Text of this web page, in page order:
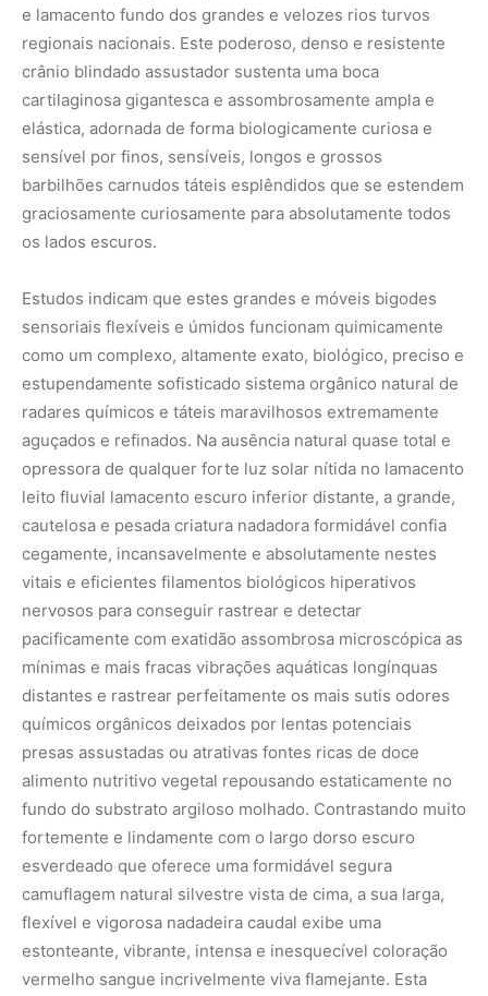
e lamacento fundo dos grandes e velozes rios turvos
regionais nacionais. Este poderoso, denso e resistente
crânio blindado assustador sustenta uma boca
cartilaginosa gigantesca e assombrosamente ampla e
elástica, adornada de forma biologicamente curiosa e
sensível por finos, sensíveis, longos e grossos
barbilhões carnudos táteis esplêndidos que se estendem
graciosamente curiosamente para absolutamente todos
os lados escuros.
Estudos indicam que estes grandes e móveis bigodes
sensoriais flexíveis e úmidos funcionam quimicamente
como um complexo, altamente exato, biológico, preciso e
estupendamente sofisticado sistema orgânico natural de
radares químicos e táteis maravilhosos extremamente
aguçados e refinados. Na ausência natural quase total e
opressora de qualquer forte luz solar nítida no lamacento
leito fluvial lamacento escuro inferior distante, a grande,
cautelosa e pesada criatura nadadora formidável confia
cegamente, incansavelmente e absolutamente nestes
vitais e eficientes filamentos biológicos hiperativos
nervosos para conseguir rastrear e detectar
pacificamente com exatidão assombrosa microscópica as
mínimas e mais fracas vibrações aquáticas longínquas
distantes e rastrear perfeitamente os mais sutis odores
químicos orgânicos deixados por lentas potenciais
presas assustadas ou atrativas fontes ricas de doce
alimento nutritivo vegetal repousando estaticamente no
fundo do substrato argiloso molhado. Contrastando muito
fortemente e lindamente com o largo dorso escuro
esverdeado que oferece uma formidável segura
camuflagem natural silvestre vista de cima, a sua larga,
flexível e vigorosa nadadeira caudal exibe uma
estonteante, vibrante, intensa e inesquecível coloração
vermelho sangue incrivelmente viva flamejante. Esta